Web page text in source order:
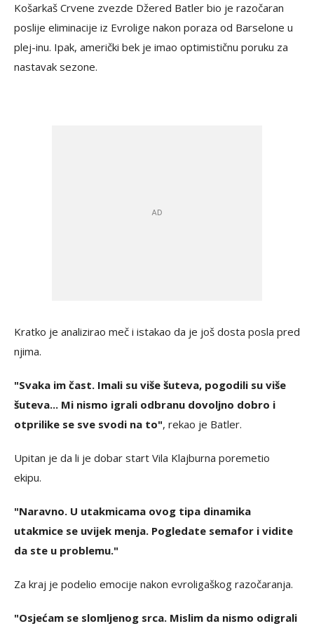
Košarkaš Crvene zvezde Džered Batler bio je razočaran
poslije eliminacije iz Evrolige nakon poraza od Barselone u
plej-inu. Ipak, američki bek je imao optimističnu poruku za
nastavak sezone.
Kratko je analizirao meč i istakao da je još dosta posla pred
njima.
"Svaka im čast. Imali su više šuteva, pogodili su više
šuteva... Mi nismo igrali odbranu dovoljno dobro i
otprilike se sve svodi na to", rekao je Batler.
Upitan je da li je dobar start Vila Klajburna poremetio
ekipu.
"Naravno. U utakmicama ovog tipa dinamika
utakmice se uvijek menja. Pogledate semafor i vidite
da ste u problemu."
Za kraj je podelio emocije nakon evroligaškog razočaranja.
"Osjećam se slomljenog srca. Mislim da nismo odigrali